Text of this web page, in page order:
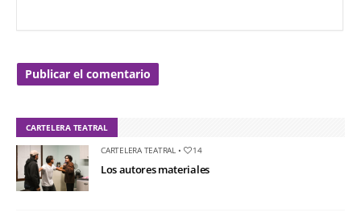
CARTELERA TEATRAL
CARTELERA TEATRAL• 14
Los autores materiales